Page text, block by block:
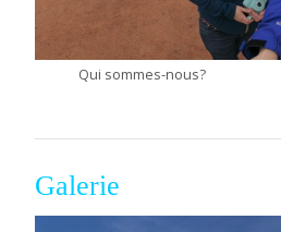
Qui sommes-nous?
Galerie